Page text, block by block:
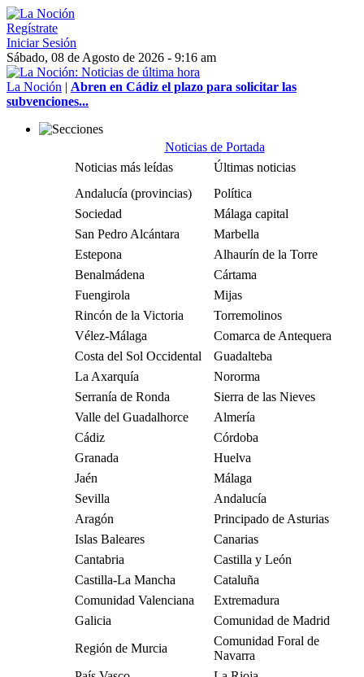
Regístrate
Iniciar Sesión
Sábado, 08 de Agosto de 2026 - 9:16 am
La Noción | Abren en Cádiz el plazo para solicitar las
subvenciones...
Noticias de Portada
Noticias más leídas
Últimas noticias
Andalucía (provincias)
Política
Sociedad
Málaga capital
San Pedro Alcántara
Marbella
Estepona
Alhaurín de la Torre
Benalmádena
Cártama
Fuengirola
Mijas
Rincón de la Victoria
Torremolinos
Vélez-Málaga
Comarca de Antequera
Costa del Sol Occidental
Guadalteba
La Axarquía
Nororma
Serranía de Ronda
Sierra de las Nieves
Valle del Guadalhorce
Almería
Cádiz
Córdoba
Granada
Huelva
Jaén
Málaga
Sevilla
Andalucía
Aragón
Principado de Asturias
Islas Baleares
Canarias
Cantabria
Castilla y León
Castilla-La Mancha
Cataluña
Comunidad Valenciana
Extremadura
Galicia
Comunidad de Madrid
Región de Murcia
Comunidad Foral de
Navarra